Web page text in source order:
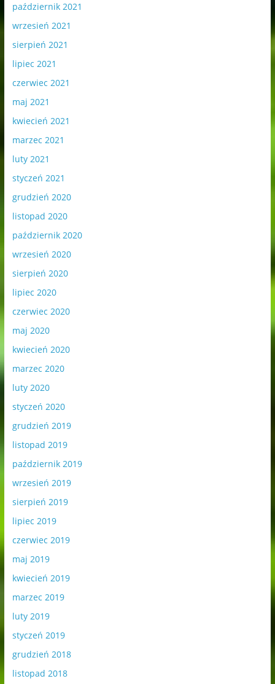
październik 2021
wrzesień 2021
sierpień 2021
lipiec 2021
czerwiec 2021
maj 2021
kwiecień 2021
marzec 2021
luty 2021
styczeń 2021
grudzień 2020
listopad 2020
październik 2020
wrzesień 2020
sierpień 2020
lipiec 2020
czerwiec 2020
maj 2020
kwiecień 2020
marzec 2020
luty 2020
styczeń 2020
grudzień 2019
listopad 2019
październik 2019
wrzesień 2019
sierpień 2019
lipiec 2019
czerwiec 2019
maj 2019
kwiecień 2019
marzec 2019
luty 2019
styczeń 2019
grudzień 2018
listopad 2018